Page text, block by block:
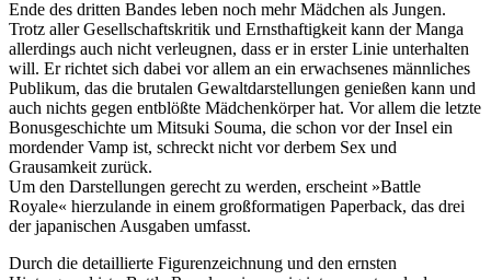
Ende des dritten Bandes leben noch mehr Mädchen als Jungen.
Trotz aller Gesellschaftskritik und Ernsthaftigkeit kann der Manga
allerdings auch nicht verleugnen, dass er in erster Linie unterhalten
will. Er richtet sich dabei vor allem an ein erwachsenes männliches
Publikum, das die brutalen Gewaltdarstellungen genießen kann und
auch nichts gegen entblößte Mädchenkörper hat. Vor allem die letzte
Bonusgeschichte um Mitsuki Souma, die schon vor der Insel ein
mordender Vamp ist, schreckt nicht vor derbem Sex und
Grausamkeit zurück.
Um den Darstellungen gerecht zu werden, erscheint »Battle
Royale« hierzulande in einem großformatigen Paperback, das drei
der japanischen Ausgaben umfasst.
Durch die detaillierte Figurenzeichnung und den ernsten